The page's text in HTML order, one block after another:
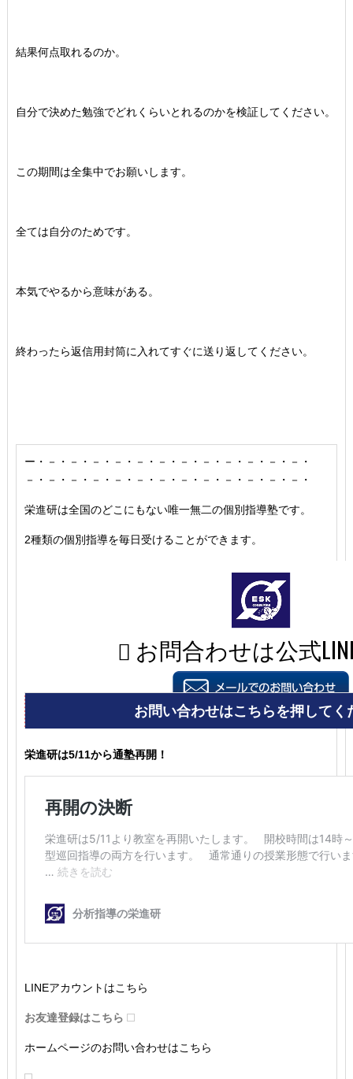
結果何点取れるのか。
自分で決めた勉強でどれくらいとれるのかを検証してください。
この期間は全集中でお願いします。
全ては自分のためです。
本気でやるから意味がある。
終わったら返信用封筒に入れてすぐに送り返してください。
ー・－・－・－・－・－・－・－・－・－・－・－・－・
－・－・－・－・－・－・－・－・－・－・－・－・－・
栄進研は全国のどこにもない唯一無二の個別指導塾です。
2種類の個別指導を毎日受けることができます。
栄進研は5/11から通塾再開！
LINEアカウントはこちら
お友達登録はこちら
ホームページのお問い合わせはこちら